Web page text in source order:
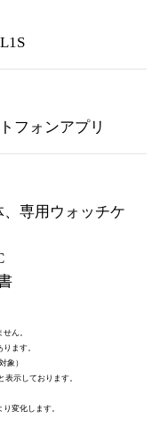
フォンアプリ
専用ウォッチケ
ん。
ます。
象）
示しております。
変化します。